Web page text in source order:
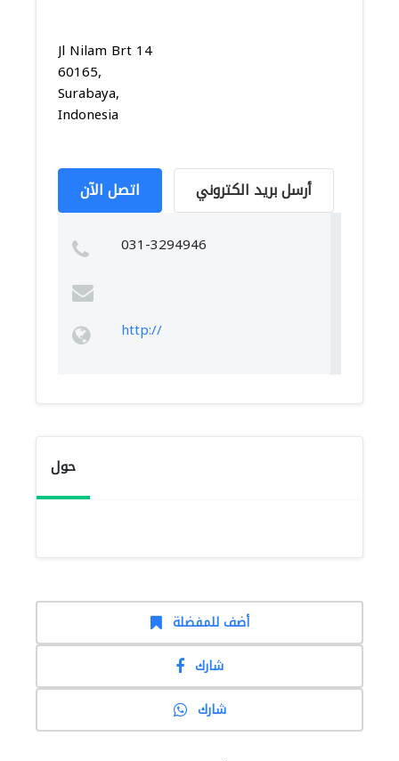
Jl Nilam Brt 14
60165,
Surabaya,
Indonesia
اتصل الآن أرسل بريد الكتروني
031-3294946
http://
حول
أضف للمفضلة
شارك
شارك